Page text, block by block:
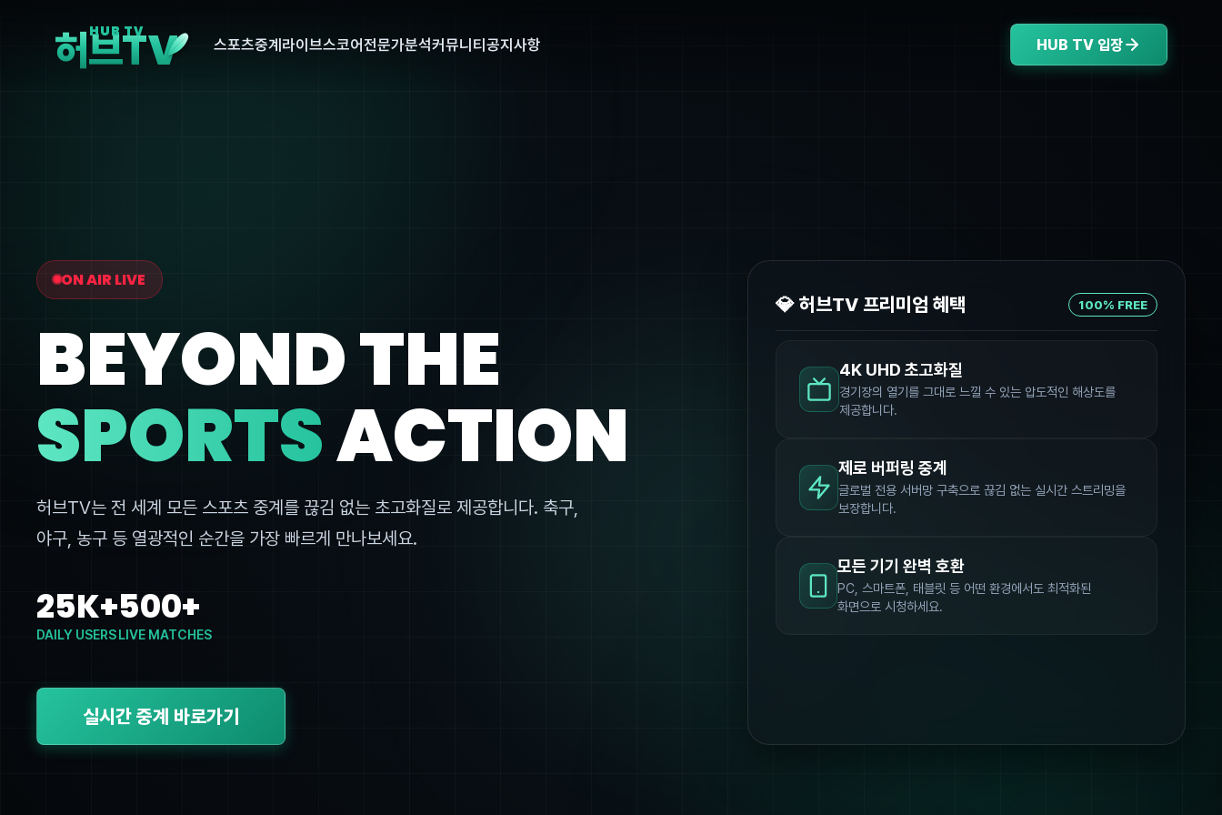
HUB TV
허브TV 스포츠중계 라이브스코어전문가분석커뮤니티 공지사항 HUB TV 입장
ON AIR LIVE
BEYOND THE
SPORTSACTION
허브TV는 전 세계 모든 스포츠 중계를 끊김 없는 초고화질로 제공합니다. 축구,
야구, 농구 등 열광적인 순간을 가장 빠르게 만나보세요.
25K+
DAILY USERS
500+
LIVE MATCHES
실시간 중계 바로가기
💎 허브TV 프리미엄 혜택 100% FREE
4K UHD 초고화질
경기장의 열기를 그대로 느낄 수 있는 압도적인 해상도를
제공합니다.
제로 버퍼링 중계
글로벌 전용 서버망 구축으로 끊김 없는 실시간 스트리밍을
보장합니다.
모든 기기 완벽 호환
PC, 스마트폰, 태블릿 등 어떤 환경에서도 최적화된
화면으로 시청하세요.